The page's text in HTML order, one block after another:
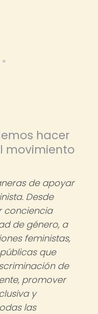
hacer
movimiento
de apoyar
Desde
conciencia
de género, a
feministas,
que
de
promover
y
las